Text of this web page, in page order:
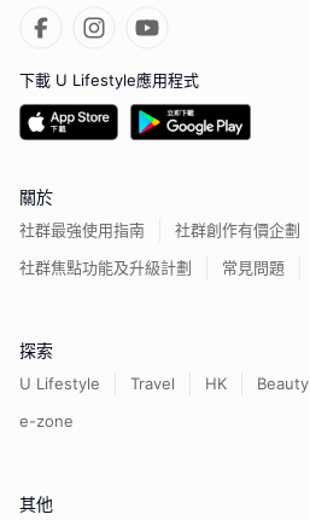
下載 U Lifestyle應用程式
關於
社群最強使用指南
社群創作有價企劃
社群焦點功能及升級計劃
常見問題
探索
U Lifestyle Travel HK Beauty
e-zone
其他